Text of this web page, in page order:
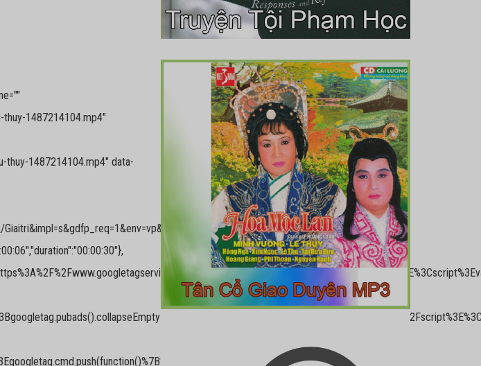
1487214104.mp4"
1487214104.mp4" data-